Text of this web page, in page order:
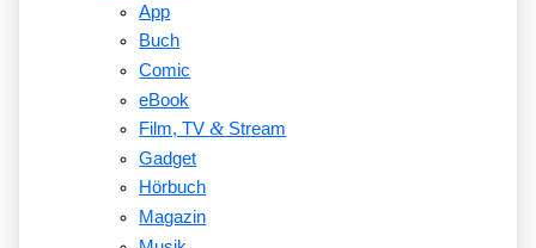
App
Buch
Comic
eBook
Film, TV&Stream
Gadget
Hörbuch
Magazin